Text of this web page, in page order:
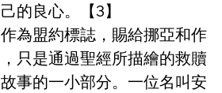
的良心。【3】
為盟約標誌，賜給挪亞和作
只是通過聖經所描繪的救贖
事的一小部分。一位名叫安